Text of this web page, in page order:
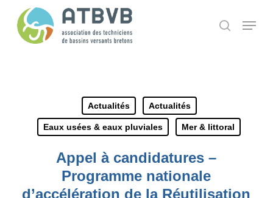
search
Menu
Actualités Actualités
Eaux usées & eaux pluviales Mer & littoral
Appel à candidatures –
Programme nationale
d’accélération de la Réutilisation
Panneau de gestion des cookies